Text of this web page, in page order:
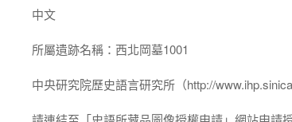
中文
所屬遺跡名稱：西北岡墓1001
中央研究院歷史語言研究所（http://